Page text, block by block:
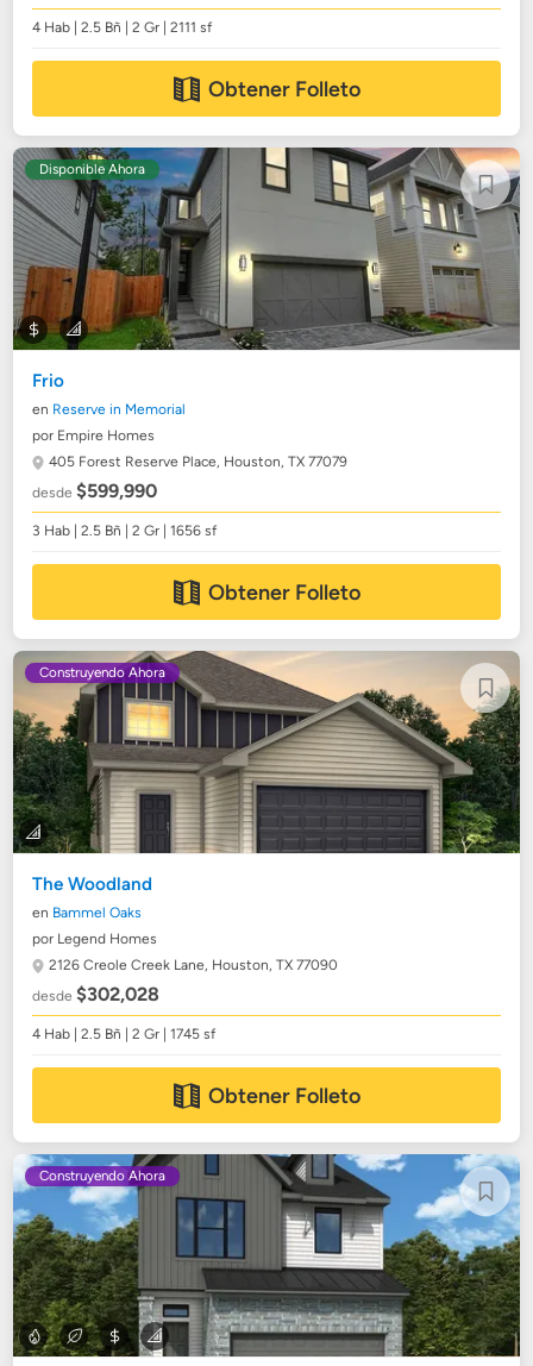
4 Hab | 2.5 Bñ | 2 Gr | 2111 sf
Obtener Folleto
Disponible Ahora
Frio
en Reserve in Memorial
por Empire Homes
405 Forest Reserve Place, Houston, TX 77079
desde$599,990
3 Hab | 2.5 Bñ | 2 Gr | 1656 sf
Obtener Folleto
Construyendo Ahora
The Woodland
en Bammel Oaks
por Legend Homes
2126 Creole Creek Lane, Houston, TX 77090
desde$302,028
4 Hab | 2.5 Bñ | 2 Gr | 1745 sf
Obtener Folleto
Construyendo Ahora